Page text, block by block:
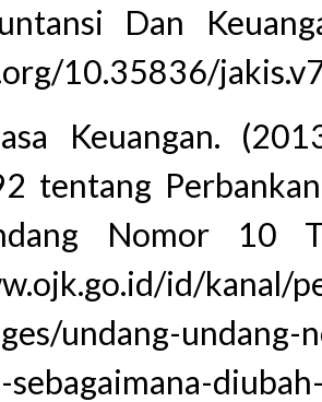
Dan
10.35836/
Keuangan.
tentang
Nomor 10
id/kanal/
undang-
sebagaimana-